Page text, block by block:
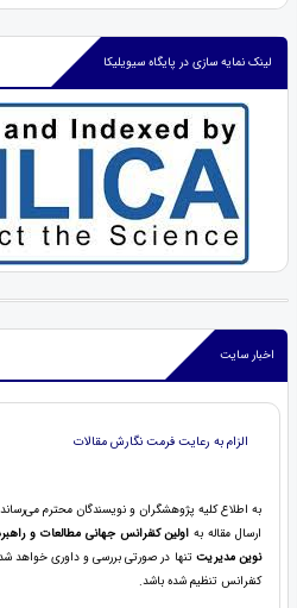
لینک نمایه سازی در پایگاه سیویلیکا
اخبار سایت
الزام به رعایت فرمت نگارش مقالات
به اطلاع کلیه پژوهشگران و نویسندگان محترم
ارسال مقاله به اولین کنفرانس جهانی مطالعات و
نوین مدیریت تنها در صورتی بررسی و داوری خواهد
کنفرانس تنظیم شده باشد.